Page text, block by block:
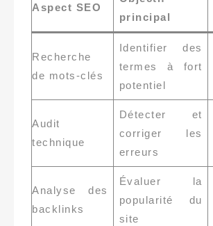
Aspect SEO
principal
Recherche
de mots-clés
Identifier des
termes à fort
potentiel
Audit
technique
Détecter et
corriger les
erreurs
Analyse des
backlinks
Évaluer la
popularité du
site